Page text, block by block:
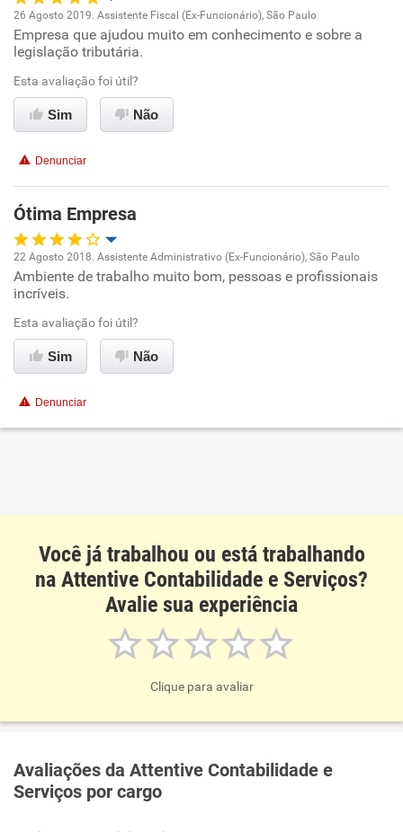
Recomenda a diretoria
Oportunidade de promoção
Ambiente de trabalho
Conciliação com a vida familiar
Recomenda esta empresa
Recomenda a diretoria
26 Agosto 2019. Assistente Fiscal (Ex-Funcionário), São Paulo
Empresa que ajudou muito em conhecimento e sobre a
legislação tributária.
Esta avaliação foi útil?
Sim Não
Denunciar
Ótima Empresa
Oportunidade de promoção
Ambiente de trabalho
Conciliação com a vida familiar
22 Agosto 2018. Assistente Administrativo (Ex-Funcionário), São Paulo
Ambiente de trabalho muito bom, pessoas e profissionais
incríveis.
Esta avaliação foi útil?
Sim Não
Denunciar
Você já trabalhou ou está trabalhando
na Attentive Contabilidade e Serviços?
Avalie sua experiência
Clique para avaliar
Avaliações da Attentive Contabilidade e
Serviços por cargo